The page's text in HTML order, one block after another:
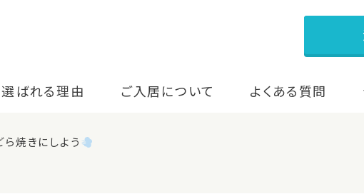
選ばれる理由 ご入居について よくある質問
焼きにしよう